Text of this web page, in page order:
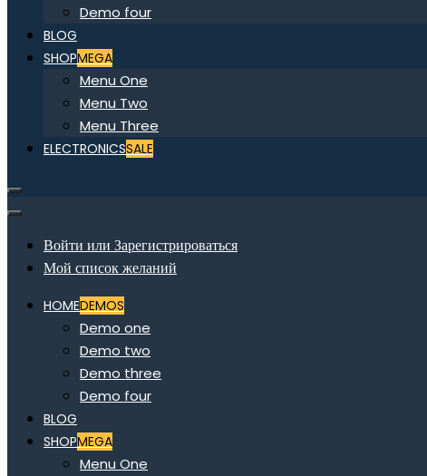
Demo four
BLOG
SHOPMEGA
Menu One
Menu Two
Menu Three
ELECTRONICSSALE
Войти или Зарегистрироваться
Мой список желаний
HOMEDEMOS
Demo one
Demo two
Demo three
Demo four
BLOG
SHOPMEGA
Menu One